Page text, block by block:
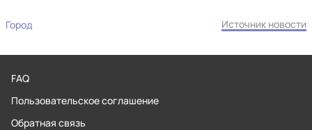
Город Источник новости
FAQ
Пользовательское соглашение
Обратная связь